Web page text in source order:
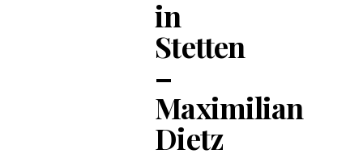
in
Stetten
–
Maximilian
Dietz